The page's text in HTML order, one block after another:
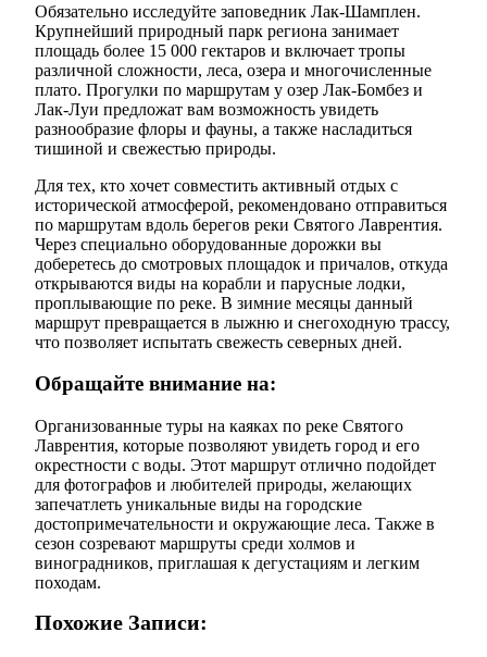
Обязательно исследуйте заповедник Лак-Шамплен.
Крупнейший природный парк региона занимает
площадь более 15 000 гектаров и включает тропы
различной сложности, леса, озера и многочисленные
плато. Прогулки по маршрутам у озер Лак-Бомбез и
Лак-Луи предложат вам возможность увидеть
разнообразие флоры и фауны, а также насладиться
тишиной и свежестью природы.
Для тех, кто хочет совместить активный отдых с
исторической атмосферой, рекомендовано отправиться
по маршрутам вдоль берегов реки Святого Лаврентия.
Через специально оборудованные дорожки вы
доберетесь до смотровых площадок и причалов, откуда
открываются виды на корабли и парусные лодки,
проплывающие по реке. В зимние месяцы данный
маршрут превращается в лыжню и снегоходную трассу,
что позволяет испытать свежесть северных дней.
Обращайте внимание на:
Организованные туры на каяках по реке Святого
Лаврентия, которые позволяют увидеть город и его
окрестности с воды. Этот маршрут отлично подойдет
для фотографов и любителей природы, желающих
запечатлеть уникальные виды на городские
достопримечательности и окружающие леса. Также в
сезон созревают маршруты среди холмов и
виноградников, приглашая к дегустациям и легким
походам.
Похожие Записи: